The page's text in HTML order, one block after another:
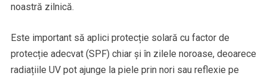
noastră zilnică.
Este important să aplici protecție solară cu factor de
protecție adecvat (SPF) chiar și în zilele noroase, deoarece
radiațiile UV pot ajunge la piele prin nori sau reflexie pe